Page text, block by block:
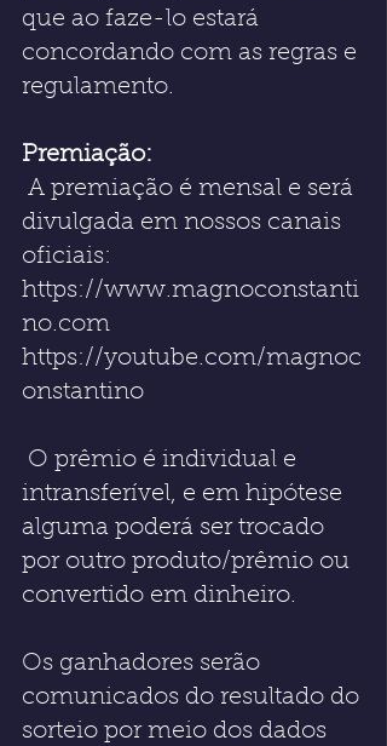
que ao faze-lo estará
concordando com as regras e
regulamento.
Premiação:
divulgada em nossos canais
oficiais:
https://www.magnoconstanti
no.com
https://youtube.com/magnoc
onstantino
intransferível, e em hipótese
alguma poderá ser trocado
por outro produto/prêmio ou
convertido em dinheiro.
Os ganhadores serão
comunicados do resultado do
sorteio por meio dos dados